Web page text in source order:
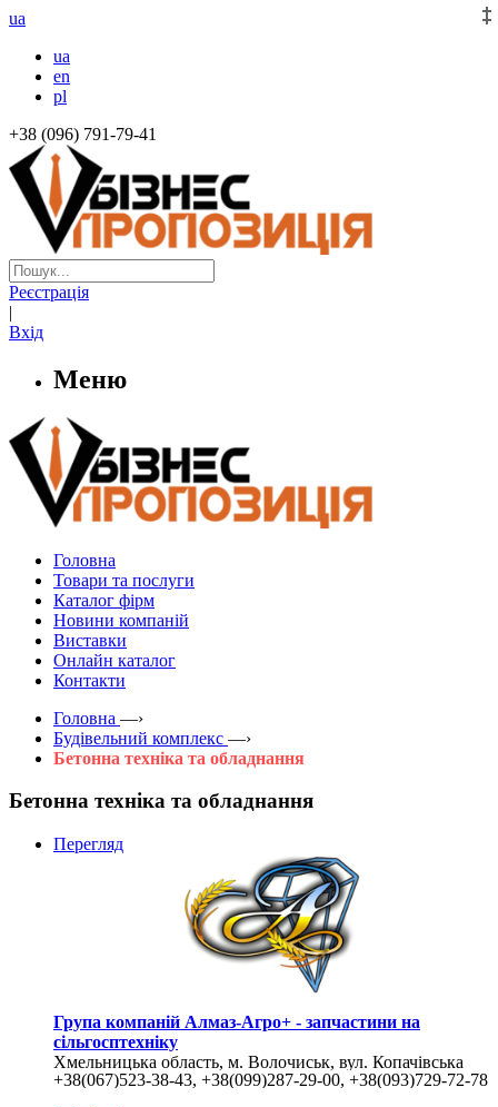
ua
ua
en
pl
+38 (096) 791-79-41
Реєстрація
|
Вхід
Меню
Головна
Товари та послуги
Каталог фірм
Новини компаній
Виставки
Онлайн каталог
Контакти
Головна —›
Будівельний комплекс —›
Бетонна техніка та обладнання
Бетонна техніка та обладнання
Перегляд
Група компаній Алмаз-Агро+ - запчастини на
сільгосптехніку
Хмельницька область, м. Волочиськ, вул. Копачівська
1/2
+38(067)523-38-43, +38(099)287-29-00, +38(093)729-72-78